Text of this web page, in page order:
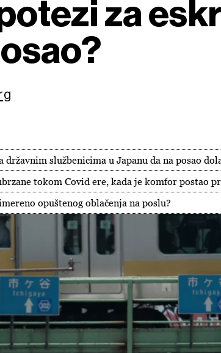
za
državnim službenicima u Japanu da na posao
tokom Covid ere, kada je komfor postao
opuštenog oblačenja na poslu?